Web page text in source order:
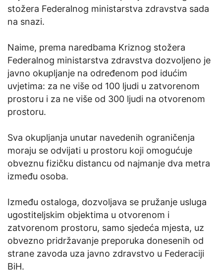
stožera Federalnog ministarstva zdravstva sada
na snazi.
Naime, prema naredbama Kriznog stožera
Federalnog ministarstva zdravstva dozvoljeno je
javno okupljanje na određenom pod idućim
uvjetima: za ne više od 100 ljudi u zatvorenom
prostoru i za ne više od 300 ljudi na otvorenom
prostoru.
Sva okupljanja unutar navedenih ograničenja
moraju se odvijati u prostoru koji omogućuje
obveznu fizičku distancu od najmanje dva metra
između osoba.
Između ostaloga, dozvoljava se pružanje usluga
ugostiteljskim objektima u otvorenom i
zatvorenom prostoru, samo sjedeća mjesta, uz
obvezno pridržavanje preporuka donesenih od
strane zavoda uza javno zdravstvo u Federaciji
BiH.